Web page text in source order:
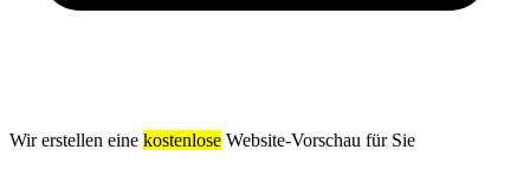
Wir erstellen eine kostenlose Website-Vorschau für Sie